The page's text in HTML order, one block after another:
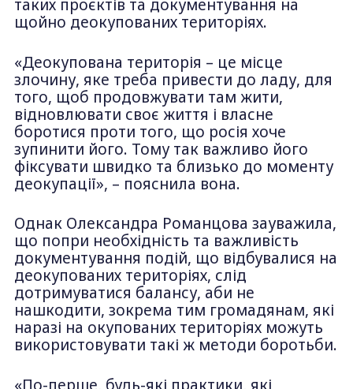
таких проєктів та документування на
щойно деокупованих територіях.
«Деокупована територія – це місце
злочину, яке треба привести до ладу, для
того, щоб продовжувати там жити,
відновлювати своє життя і власне
боротися проти того, що росія хоче
зупинити його. Тому так важливо його
фіксувати швидко та близько до моменту
деокупації», – пояснила вона.
Однак Олександра Романцова зауважила,
що попри необхідність та важливість
документування подій, що відбувалися на
деокупованих територіях, слід
дотримуватися балансу, аби не
нашкодити, зокрема тим громадянам, які
наразі на окупованих територіях можуть
використовувати такі ж методи боротьби.
«По-перше, будь-які практики, які